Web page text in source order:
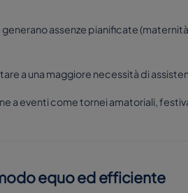
generano assenze pianificate
a una maggiore necessità di
a eventi come tornei amatoriali,
equo ed efficiente